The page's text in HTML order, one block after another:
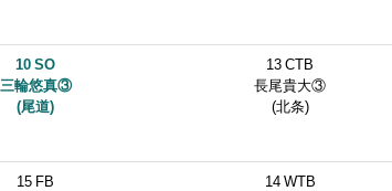
10 SO
三輪悠真③
(尾道)
13 CTB
長尾貴大③
(北条)
15 FB
14 WTB